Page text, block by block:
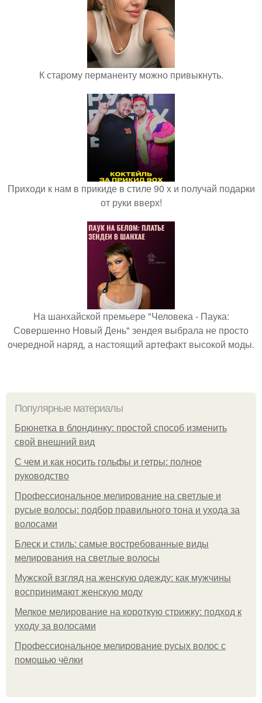
К старому перманенту можно привыкнуть.
Приходи к нам в прикиде в стиле 90 х и получай подарки
от руки вверх!
На шанхайской премьере "Человека - Паука:
Совершенно Новый День" зендея выбрала не просто
очередной наряд, а настоящий артефакт высокой моды.
Популярные материалы
Брюнетка в блондинку: простой способ изменить
свой внешний вид
С чем и как носить гольфы и гетры: полное
руководство
Профессиональное мелирование на светлые и
русые волосы: подбор правильного тона и ухода за
волосами
Блеск и стиль: самые востребованные виды
мелирования на светлые волосы
Мужской взгляд на женскую одежду: как мужчины
воспринимают женскую моду
Мелкое мелирование на короткую стрижку: подход к
уходу за волосами
Профессиональное мелирование русых волос с
помощью чёлки